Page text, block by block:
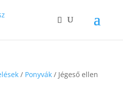
/ Ponyvák/ Jégeső ellen